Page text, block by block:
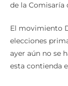
de la Comisaría
El movimiento
elecciones
ayer aún no se
esta contienda